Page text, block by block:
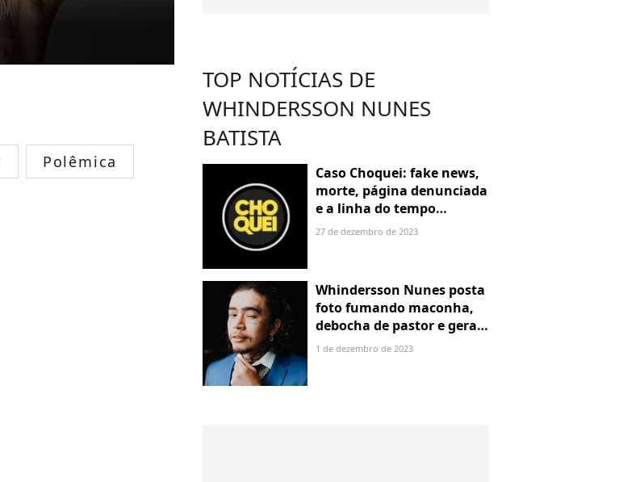
Polêmica
TOP NOTÍCIAS DE
WHINDERSSON NUNES
BATISTA
Caso Choquei: fake news,
morte, página denunciada
e a linha do tempo
completa
27 de dezembro de 2023
Whindersson Nunes posta
foto fumando maconha,
debocha de pastor e gera
polêmica
1 de dezembro de 2023